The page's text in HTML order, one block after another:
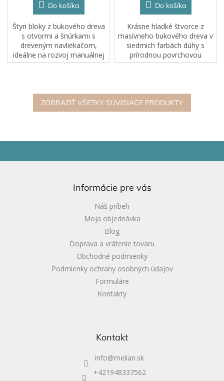
Do košíka
Štyri bloky z bukového dreva
s otvormi a šnúrkami s
dreveným navliekačom,
ideálne na rozvoj manuálnej
zručnosti a koordinácie ruka-
osemhranný...
Do košíka
Krásne hladké štvorce z
masívneho bukového dreva v
siedmich farbách dúhy s
prírodnou povrchovou
úpravou, aby vynikla
Ideálne na konštruovanie a...
ZOBRAZIŤ VŠETKY SÚVISIACE PRODUKTY
Informácie pre vás
Náš príbeh
Moja objednávka
Blog
Doprava a vrátenie tovaru
Obchodné podmienky
Podmienky ochrany osobných údajov
Formuláre
Kontakty
Kontakt
info@melian.sk
+421948337562